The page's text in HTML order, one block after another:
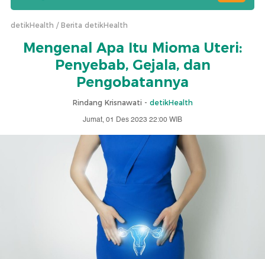
detikHealth Berita detikHealth
Mengenal Apa Itu Mioma Uteri:
Penyebab, Gejala, dan
Pengobatannya
Rindang Krisnawati - detikHealth
Jumat, 01 Des 2023 22:00 WIB